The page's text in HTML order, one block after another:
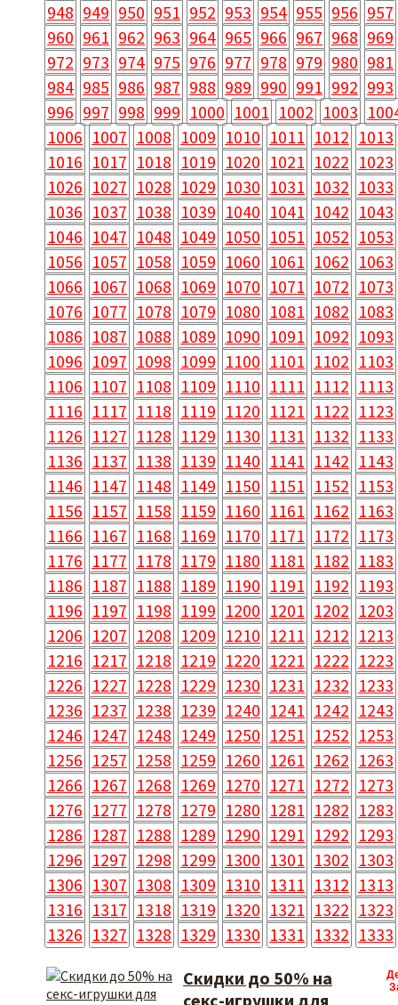
948 949 950 951 952 953 954 955 956 957
960 961 962 963 964 965 966 967 968 969
972 973 974 975 976 977 978 979 980 981
984 985 986 987 988 989 990 991 992 993
996 997 998 999 1000 1001 1002 1003
1006 1007 1008 1009 1010 1011 1012 1013
1016 1017 1018 1019 1020 1021 1022 1023
1026 1027 1028 1029 1030 1031 1032 1033
1036 1037 1038 1039 1040 1041 1042 1043
1046 1047 1048 1049 1050 1051 1052 1053
1056 1057 1058 1059 1060 1061 1062 1063
1066 1067 1068 1069 1070 1071 1072 1073
1076 1077 1078 1079 1080 1081 1082 1083
1086 1087 1088 1089 1090 1091 1092 1093
1096 1097 1098 1099 1100 1101 1102 1103
1106 1107 1108 1109 1110 1111 1112 1113
1116 1117 1118 1119 1120 1121 1122 1123
1126 1127 1128 1129 1130 1131 1132 1133
1136 1137 1138 1139 1140 1141 1142 1143
1146 1147 1148 1149 1150 1151 1152 1153
1156 1157 1158 1159 1160 1161 1162 1163
1166 1167 1168 1169 1170 1171 1172 1173
1176 1177 1178 1179 1180 1181 1182 1183
1186 1187 1188 1189 1190 1191 1192 1193
1196 1197 1198 1199 1200 1201 1202 1203
1206 1207 1208 1209 1210 1211 1212 1213
1216 1217 1218 1219 1220 1221 1222 1223
1226 1227 1228 1229 1230 1231 1232 1233
1236 1237 1238 1239 1240 1241 1242 1243
1246 1247 1248 1249 1250 1251 1252 1253
1256 1257 1258 1259 1260 1261 1262 1263
1266 1267 1268 1269 1270 1271 1272 1273
1276 1277 1278 1279 1280 1281 1282 1283
1286 1287 1288 1289 1290 1291 1292 1293
1296 1297 1298 1299 1300 1301 1302 1303
1306 1307 1308 1309 1310 1311 1312 1313
1316 1317 1318 1319 1320 1321 1322 1323
1326 1327 1328 1329 1330 1331 1332 1333
Скидки до 50% на
секс-игрушки для